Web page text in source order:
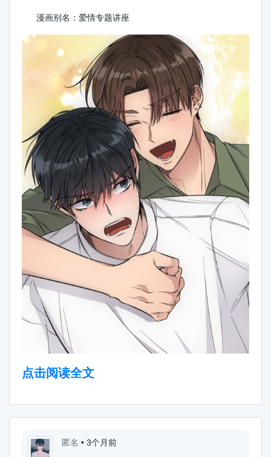
漫画别名：爱情专题讲座
点击阅读全文
匿名 • 3个月前